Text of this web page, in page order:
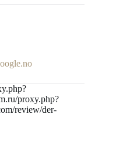
proxy.php?
review/der-